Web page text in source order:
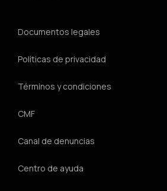
Documentos legales
Políticas de privacidad
Términos y condiciones
CMF
Canal de denuncias
Centro de ayuda